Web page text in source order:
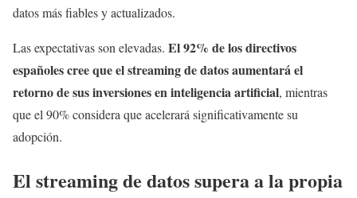
datos más fiables y actualizados.
Las expectativas son elevadas. El 92% de los directivos
españoles cree que el streaming de datos aumentará el
retorno de sus inversiones en inteligencia artificial, mientras
que el 90% considera que acelerará significativamente su
adopción.
El streaming de datos supera a la propia